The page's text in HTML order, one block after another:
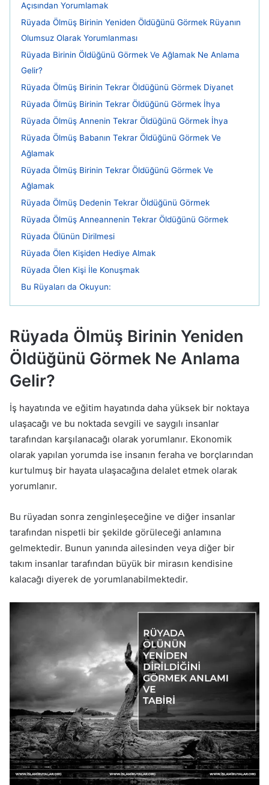
Açısından Yorumlamak
Rüyada Ölmüş Birinin Yeniden Öldüğünü Görmek Rüyanın
Olumsuz Olarak Yorumlanması
Rüyada Birinin Öldüğünü Görmek Ve Ağlamak Ne Anlama
Gelir?
Rüyada Ölmüş Birinin Tekrar Öldüğünü Görmek Diyanet
Rüyada Ölmüş Birinin Tekrar Öldüğünü Görmek İhya
Rüyada Ölmüş Annenin Tekrar Öldüğünü Görmek İhya
Rüyada Ölmüş Babanın Tekrar Öldüğünü Görmek Ve
Ağlamak
Rüyada Ölmüş Birinin Tekrar Öldüğünü Görmek Ve
Ağlamak
Rüyada Ölmüş Dedenin Tekrar Öldüğünü Görmek
Rüyada Ölmüş Anneannenin Tekrar Öldüğünü Görmek
Rüyada Ölünün Dirilmesi
Rüyada Ölen Kişiden Hediye Almak
Rüyada Ölen Kişi İle Konuşmak
Bu Rüyaları da Okuyun:
Rüyada Ölmüş Birinin Yeniden
Öldüğünü Görmek Ne Anlama
Gelir?
İş hayatında ve eğitim hayatında daha yüksek bir noktaya
ulaşacağı ve bu noktada sevgili ve saygılı insanlar
tarafından karşılanacağı olarak yorumlanır. Ekonomik
olarak yapılan yorumda ise insanın feraha ve borçlarından
kurtulmuş bir hayata ulaşacağına delalet etmek olarak
yorumlanır.
Bu rüyadan sonra zenginleşeceğine ve diğer insanlar
tarafından nispetli bir şekilde görüleceği anlamına
gelmektedir. Bunun yanında ailesinden veya diğer bir
takım insanlar tarafından büyük bir mirasın kendisine
kalacağı diyerek de yorumlanabilmektedir.